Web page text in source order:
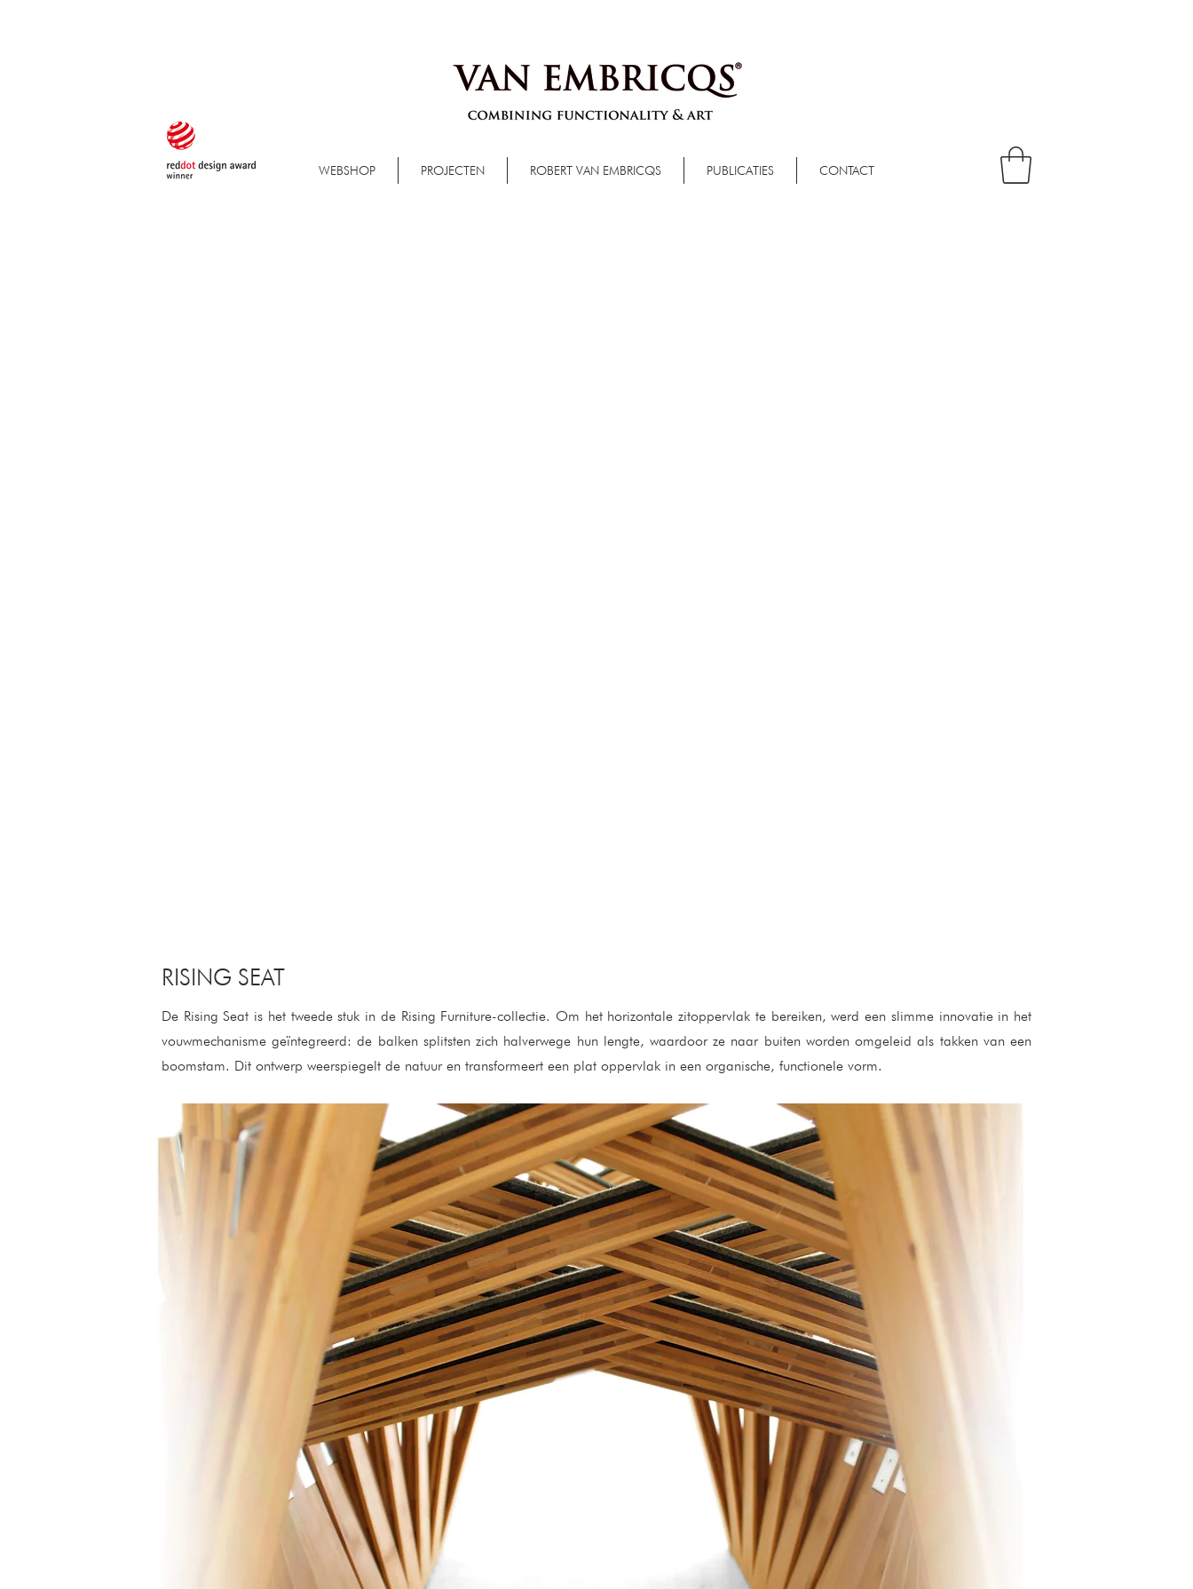
WEBSHOP PROJECTEN ROBERT VAN EMBRICQS PUBLICATIES CONTACT
RISING SEAT
De Rising Seat is het tweede stuk in de Rising Furniture-collectie. Om het horizontale zitoppervlak te bereiken, werd een slimme innovatie in het
vouwmechanisme geïntegreerd: de balken splitsten zich halverwege hun lengte, waardoor ze naar buiten worden omgeleid als takken van een
boomstam. Dit ontwerp weerspiegelt de natuur en transformeert een plat oppervlak in een organische, functionele vorm.